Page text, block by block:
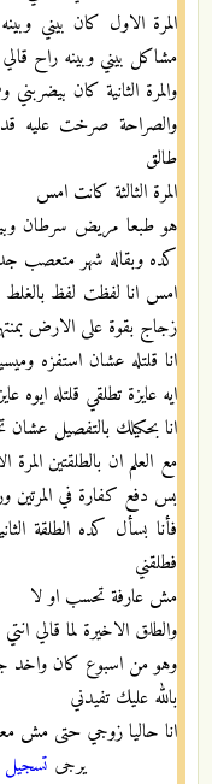
المرة الاول كان بيني
مشاكل بيني وبينه راح
والمرة الثانية كان
والصراحة صرخت عليه
طالق
المرة الثالثة كانت امس
هو طبعا مريض سرطان
كده وبقاله شهر متعصب
امس انا لفظت لفظ
زجاج بقوة على الارض
انا قلتله عشان استفزه
ايه عايزة تطلقي قلتله ايوه
انا بحكيلك بالتفصيل عشان
مع العلم ان بالطلقتين
بس دفع كفارة في المرتين
فأنا بسأل كده الطلقة
فطلقني
مش عارفة تحسب او لا
والطلق الاخيرة لما قالي
وهو من اسبوع كان واخد
بالله عليك تفيدني
انا حاليا زوجي حتى مش
يرجى